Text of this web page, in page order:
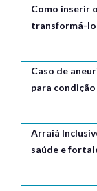
Como inserir
transformá-lo
Caso de
para
Arraiá
saúde e